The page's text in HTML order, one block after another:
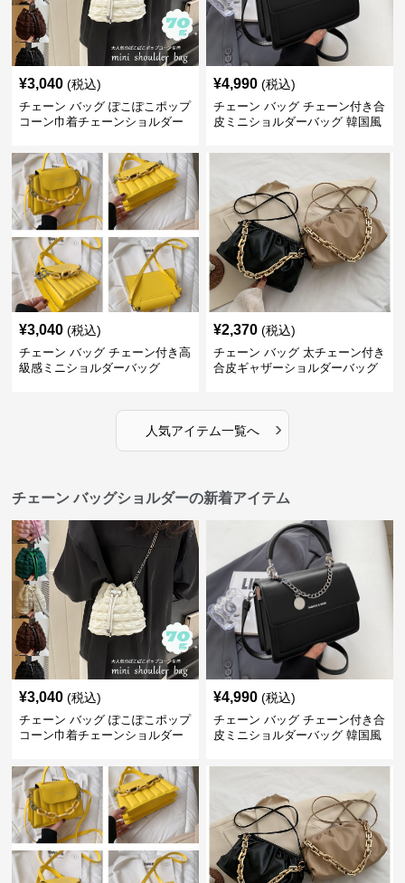
¥3,040 (税込)
チェーン バッグ ぽこぽこポップ
コーン巾着チェーンショルダー
¥4,990 (税込)
チェーン バッグ チェーン付き合
皮ミニショルダーバッグ 韓国風
¥3,040 (税込)
チェーン バッグ チェーン付き高
級感ミニショルダーバッグ
¥2,370 (税込)
チェーン バッグ 太チェーン付き
合皮ギャザーショルダーバッグ
人気アイテム一覧へ ›
チェーン バッグショルダーの新着アイテム
¥3,040 (税込)
チェーン バッグ ぽこぽこポップ
コーン巾着チェーンショルダー
¥4,990 (税込)
チェーン バッグ チェーン付き合
皮ミニショルダーバッグ 韓国風